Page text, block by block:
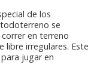
de los
se
en terreno
libre irregulares. Este
jugar en